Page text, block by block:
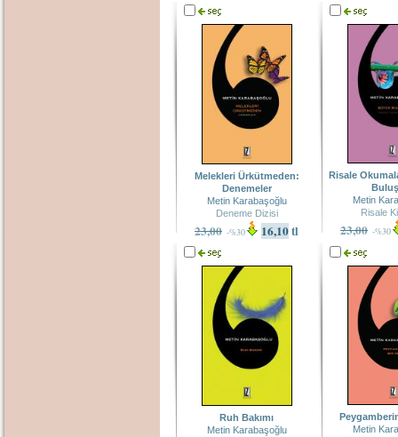
Melekleri Ürkütmeden:
Denemeler
Metin Karabaşoğlu
Deneme Dizisi
23,00 -%30 16,10tl
Risale
Metin
Risale
23,00 -%30
Ruh Bakımı
Metin Karabaşoğlu
Metin